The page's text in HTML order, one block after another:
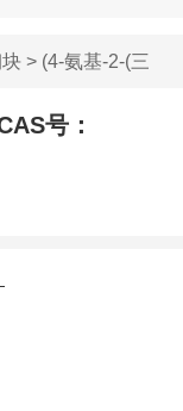
> (4-氨基-2-(三
号：